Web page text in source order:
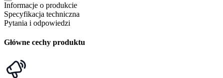
Informacje o produkcie
Specyfikacja techniczna
Pytania i odpowiedzi
Główne cechy produktu